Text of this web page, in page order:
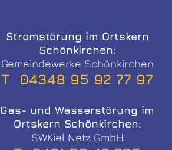
Stromstörung im Ortskern
Schönkirchen:
Gemeindewerke Schönkirchen
T 04348 95 92 77 97
Gas- und Wasserstörung im
Ortskern Schönkirchen:
SWKiel Netz GmbH